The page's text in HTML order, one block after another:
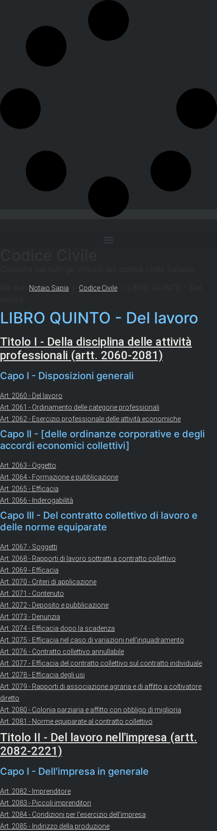
Notaio Sapia Codice Civile
LIBRO QUINTO - Del lavoro
Titolo I - Della disciplina delle attività
professionali (artt. 2060-2081)
Capo I - Disposizioni generali
Art. 2060 - Del lavoro
Art. 2061 - Ordinamento delle categorie professionali
Art. 2062 - Esercizio professionale delle attività economiche
Capo II - [delle ordinanze corporative e degli
accordi economici collettivi]
Art. 2063 - Oggetto
Art. 2064 - Formazione e pubblicazione
Art. 2065 - Efficacia
Art. 2066 - Inderogabilità
Capo III - Del contratto collettivo di lavoro e
delle norme equiparate
Art. 2067 - Soggetti
Art. 2068 - Rapporti di lavoro sottratti a contratto collettivo
Art. 2069 - Efficacia
Art. 2070 - Criteri di applicazione
Art. 2071 - Contenuto
Art. 2072 - Deposito e pubblicazione
Art. 2073 - Denunzia
Art. 2074 - Efficacia dopo la scadenza
Art. 2075 - Efficacia nel caso di variazioni nell'inquadramento
Art. 2076 - Contratto collettivo annullabile
Art. 2077 - Efficacia del contratto collettivo sul contratto individuale
Art. 2078 - Efficacia degli usi
Art. 2079 - Rapporti di associazione agraria e di affitto a coltivatore
diretto
Art. 2080 - Colonia parziaria e affitto con obbligo di miglioria
Art. 2081 - Norme equiparate al contratto collettivo
Titolo II - Del lavoro nell'impresa (artt.
2082-2221)
Capo I - Dell'impresa in generale
Art. 2082 - Imprenditore
Art. 2083 - Piccoli imprenditori
Art. 2084 - Condizioni per l'esercizio dell'impresa
Art. 2085 - Indirizzo della produzione